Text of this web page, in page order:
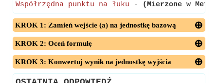
Współrzędna punktu na łuku - (Mierzone w Metr)
KROK 1: Zamień wejście (a) na jednostkę bazową
KROK 2: Oceń formułę
KROK 3: Konwertuj wynik na jednostkę wyjścia